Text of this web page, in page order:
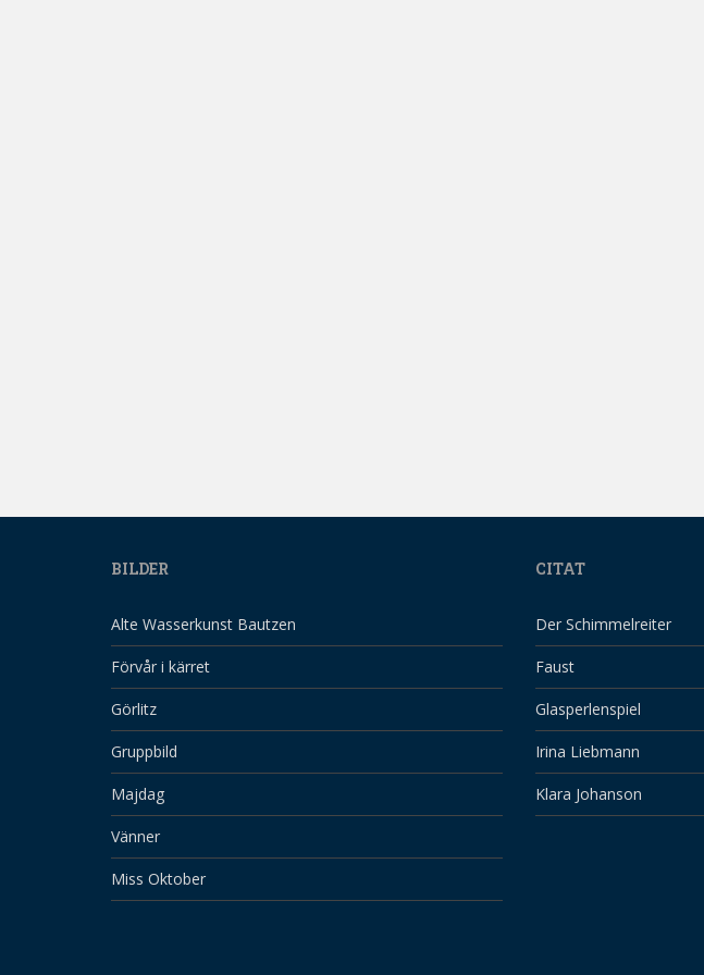
BILDER
Alte Wasserkunst Bautzen
Förvår i kärret
Görlitz
Gruppbild
Majdag
Vänner
Miss Oktober
CITAT
Der Schimmelreiter
Faust
Glasperlenspiel
Irina Liebmann
Klara Johanson